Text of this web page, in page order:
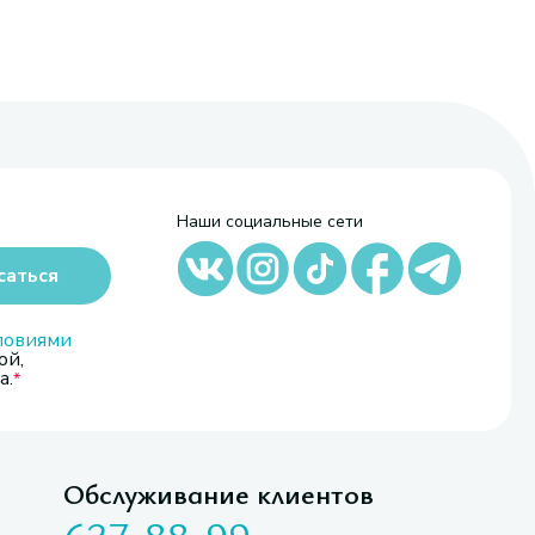
Наши социальные сети
Обслуживание клиентов